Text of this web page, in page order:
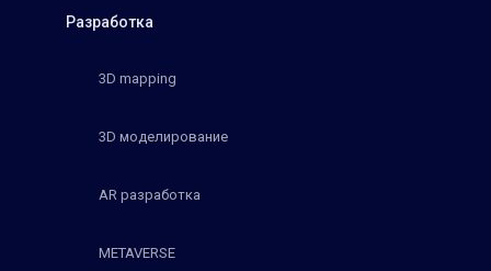
Разработка
3D mapping
3D моделирование
AR разработка
METAVERSE